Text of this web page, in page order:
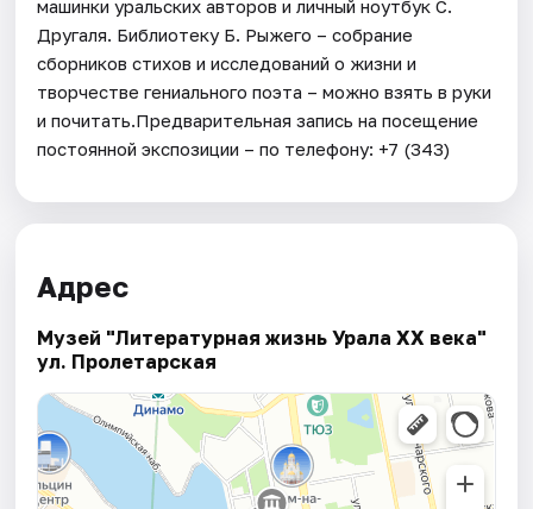
машинки уральских авторов и личный ноутбук С.
Другаля. Библиотеку Б. Рыжего – собрание
сборников стихов и исследований о жизни и
творчестве гениального поэта – можно взять в руки
и почитать.Предварительная запись на посещение
постоянной экспозиции – по телефону: +7 (343)
Адрес
Музей "Литературная жизнь Урала XX века"
ул. Пролетарская